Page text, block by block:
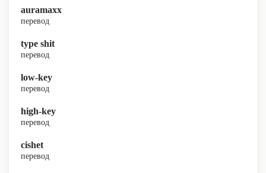
auramaxx
перевод
type shit
перевод
low-key
перевод
high-key
перевод
cishet
перевод